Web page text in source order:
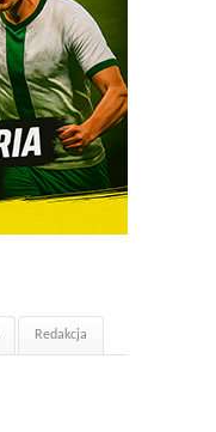
Redakcja